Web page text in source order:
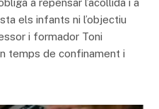
els infants ni l’objectiu
i formador Toni
temps de confinament i